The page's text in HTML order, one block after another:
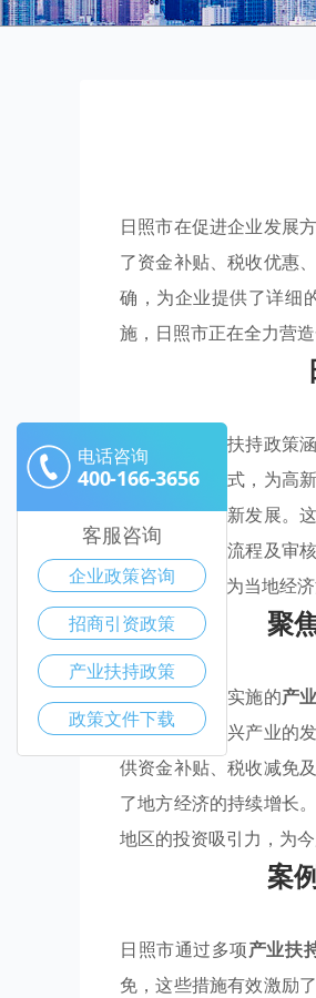
日照市在促进企业发展
了资金补贴、税收优惠
确，为企业提供了详细
施，日照市正在全力营
日照市的企业扶持政策
贷款贴息等方式，为高
技术改造和创新发展。
贴标准、申请流程及审
的创业活动，为当地经济
聚
日照市近年来实施的产
还积极促进新兴产业的
供资金补贴、税收减免
了地方经济的持续增长
地区的投资吸引力，为
案
日照市通过多项产业扶
免，这些措施有效激励
电话咨询
400-166-3656
客服咨询
企业政策咨询
招商引资政策
产业扶持政策
政策文件下载